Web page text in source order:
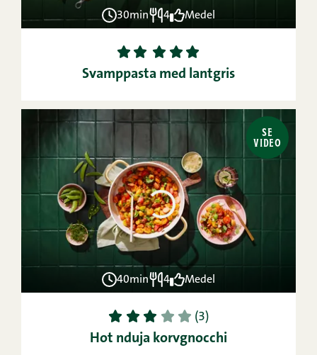
30min 4 Medel
1 2 3 4
5
Svamppasta med lantgris
SE
VIDEO
40min 4 Medel
1 2 3 4 5 (3)
Hot nduja korvgnocchi